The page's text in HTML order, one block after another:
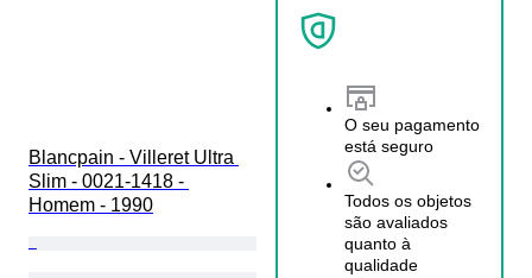
Blancpain - Villeret Ultra
Slim - 0021-1418 -
Homem - 1990
O seu pagamento
está seguro
Todos os objetos
são avaliados
quanto à
qualidade